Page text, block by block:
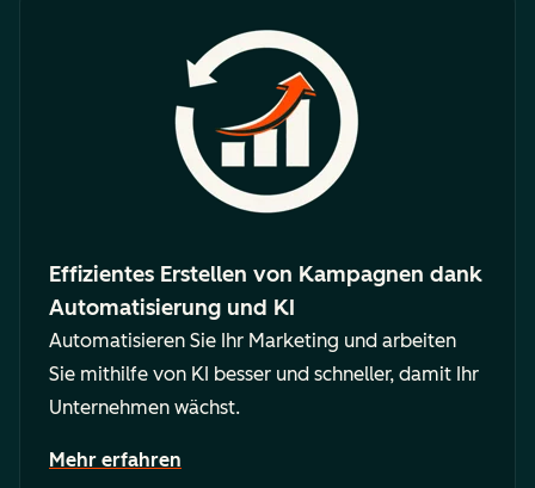
Effizientes Erstellen von Kampagnen dank
Automatisierung und KI
Automatisieren Sie Ihr Marketing und arbeiten
Sie mithilfe von KI besser und schneller, damit Ihr
Unternehmen wächst.
Mehr erfahren